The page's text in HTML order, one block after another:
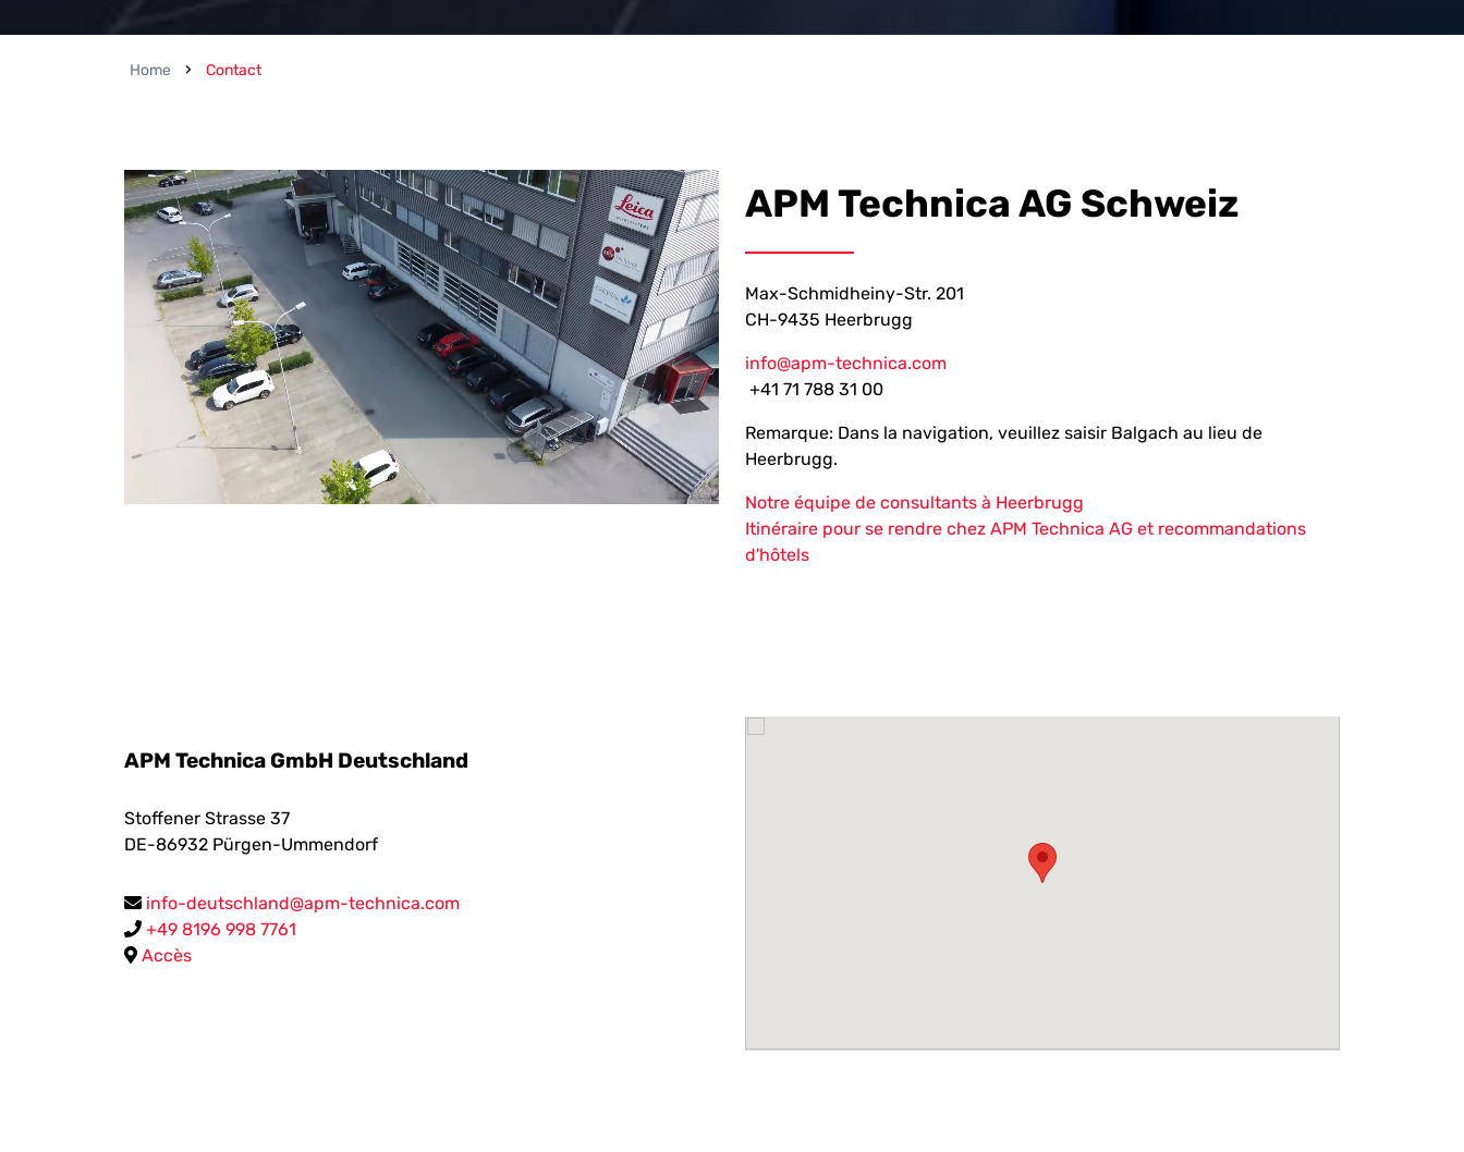
Home › Contact
APM Technica AG Schweiz
Max-Schmidheiny-Str. 201
CH-9435 Heerbrugg
info@apm-technica.com
+41 71 788 31 00
Remarque: Dans la navigation, veuillez saisir Balgach au lieu de
Heerbrugg.
Notre équipe de consultants à Heerbrugg
Itinéraire pour se rendre chez APM Technica AG et recommandations
d'hôtels
APM Technica GmbH Deutschland
Stoffener Strasse 37
DE-86932 Pürgen-Ummendorf
info-deutschland@apm-technica.com
+49 8196 998 7761
Accès